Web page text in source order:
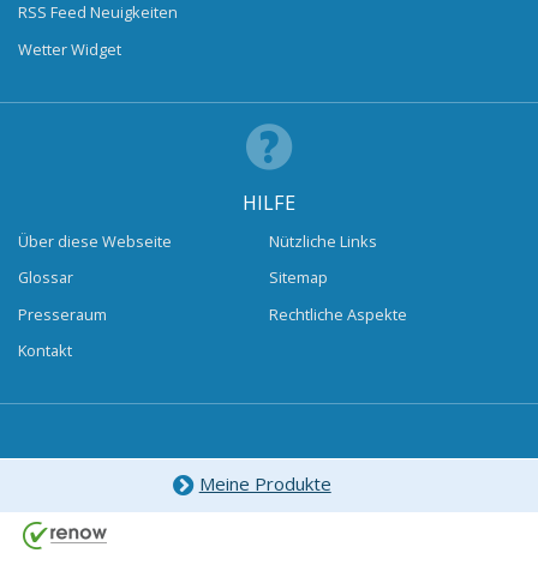
RSS Feed Neuigkeiten
Wetter Widget
HILFE
Über diese Webseite
Glossar
Presseraum
Kontakt
Nützliche Links
Sitemap
Rechtliche Aspekte
Meine Produkte